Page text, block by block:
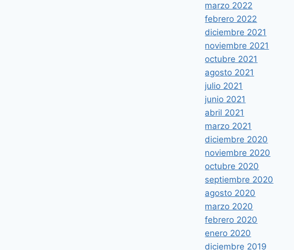
marzo 2022
febrero 2022
diciembre 2021
noviembre 2021
octubre 2021
agosto 2021
julio 2021
junio 2021
abril 2021
marzo 2021
diciembre 2020
noviembre 2020
octubre 2020
septiembre 2020
agosto 2020
marzo 2020
febrero 2020
enero 2020
diciembre 2019